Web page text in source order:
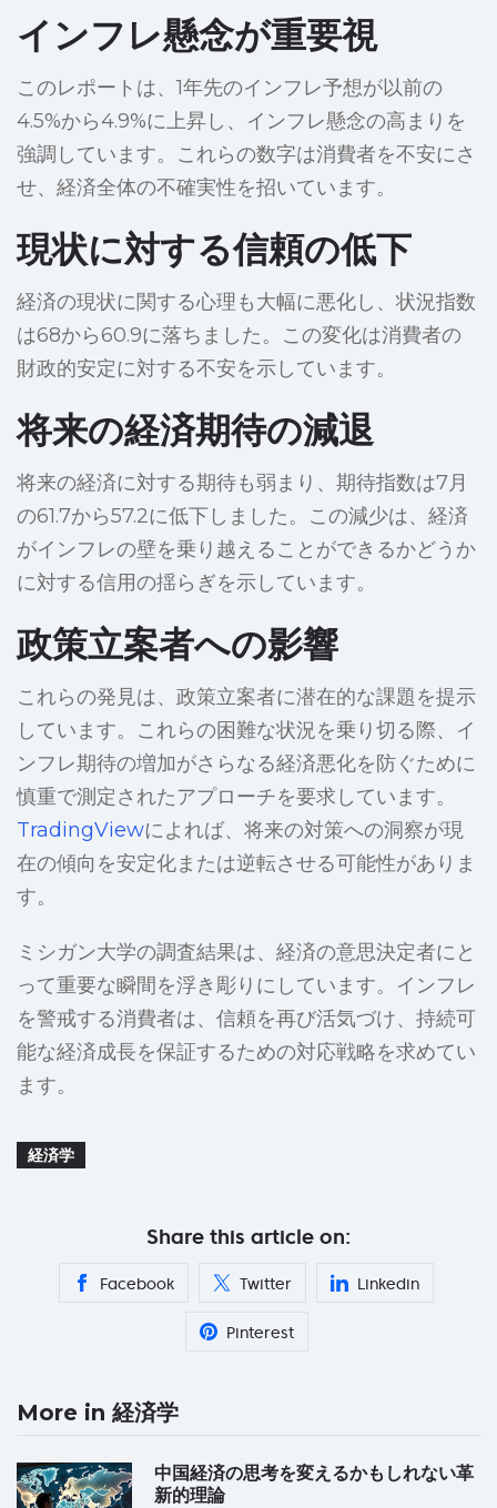
インフレ懸念が重要視
このレポートは、1年先のインフレ予想が以前の
4.5%から4.9%に上昇し、インフレ懸念の高まりを
強調しています。これらの数字は消費者を不安にさ
せ、経済全体の不確実性を招いています。
現状に対する信頼の低下
経済の現状に関する心理も大幅に悪化し、状況指数
は68から60.9に落ちました。この変化は消費者の
財政的安定に対する不安を示しています。
将来の経済期待の減退
将来の経済に対する期待も弱まり、期待指数は7月
の61.7から57.2に低下しました。この減少は、経済
がインフレの壁を乗り越えることができるかどうか
に対する信用の揺らぎを示しています。
政策立案者への影響
これらの発見は、政策立案者に潜在的な課題を提示
しています。これらの困難な状況を乗り切る際、イ
ンフレ期待の増加がさらなる経済悪化を防ぐために
慎重で測定されたアプローチを要求しています。
TradingViewによれば、将来の対策への洞察が現
在の傾向を安定化または逆転させる可能性がありま
す。
ミシガン大学の調査結果は、経済の意思決定者にと
って重要な瞬間を浮き彫りにしています。インフレ
を警戒する消費者は、信頼を再び活気づけ、持続可
能な経済成長を保証するための対応戦略を求めてい
ます。
経済学
Share this article on:
Facebook Twitter Linkedin
Pinterest
More in 経済学
中国経済の思考を変えるかもしれない革
新的理論